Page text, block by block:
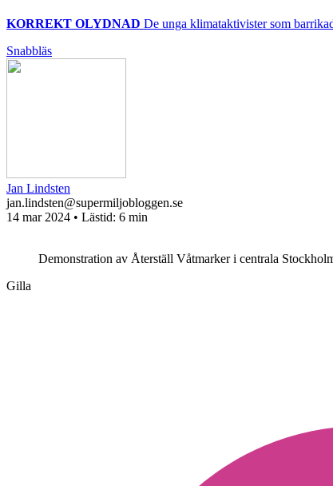
KORREKT OLYDNAD De unga klimataktivister som
Snabbläs
Jan Lindsten
jan.lindsten@supermiljobloggen.se
14 mar 2024 • Lästid: 6 min
Demonstration av Återställ Våtmarker i centrala
Gilla